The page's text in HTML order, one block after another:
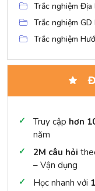
Trắc nghiệm Địa
Trắc nghiệm
Trắc nghiệm
Truy cập hơn
năm
2M câu hỏi
– Vận dụng
Học nhanh với